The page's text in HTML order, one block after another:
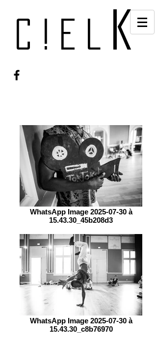
c!el k
WhatsApp Image 2025-07-30 à
15.43.30_45b208d3
WhatsApp Image 2025-07-30 à
15.43.30_c8b76970